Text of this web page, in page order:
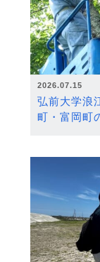
2026.07.15
弘前大学浪
町・富岡町